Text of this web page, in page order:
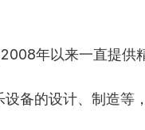
2008年以来一直提供
设备的设计、制造等